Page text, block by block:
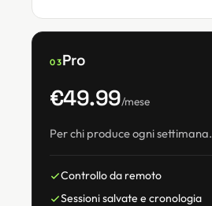
03Pro
€49.99/mese
Per chi produce ogni settimana.
Controllo da remoto
Sessioni salvate e cronologia